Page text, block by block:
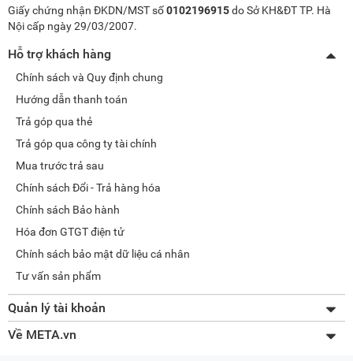
Giấy chứng nhận ĐKDN/MST số0102196915do Sở KH&ĐT TP. Hà
Nội cấp ngày 29/03/2007.
Hỗ trợ khách hàng
Chính sách và Quy định chung
Hướng dẫn thanh toán
Trả góp qua thẻ
Trả góp qua công ty tài chính
Mua trước trả sau
Chính sách Đổi - Trả hàng hóa
Chính sách Bảo hành
Hóa đơn GTGT điện tử
Chính sách bảo mật dữ liệu cá nhân
Tư vấn sản phẩm
Quản lý tài khoản
Thay đổi thông tin
Về META.vn